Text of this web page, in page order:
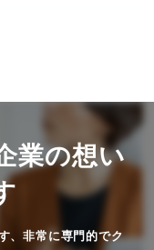
業の想い
、非常に専門的でク